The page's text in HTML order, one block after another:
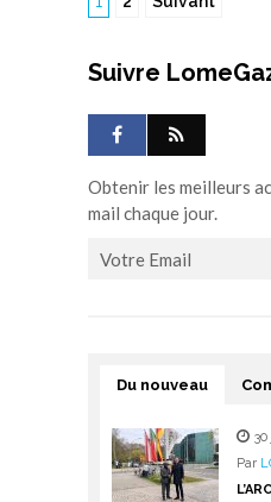
Suivre
Obtenir les meilleurs
mail chaque jour.
Du nouveau
Par